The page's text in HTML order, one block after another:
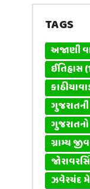
TAGS
અજાણી
ઈતિહાસ
ગુજરાતની
ગ્રામ્ય
ઝવેરચંદ